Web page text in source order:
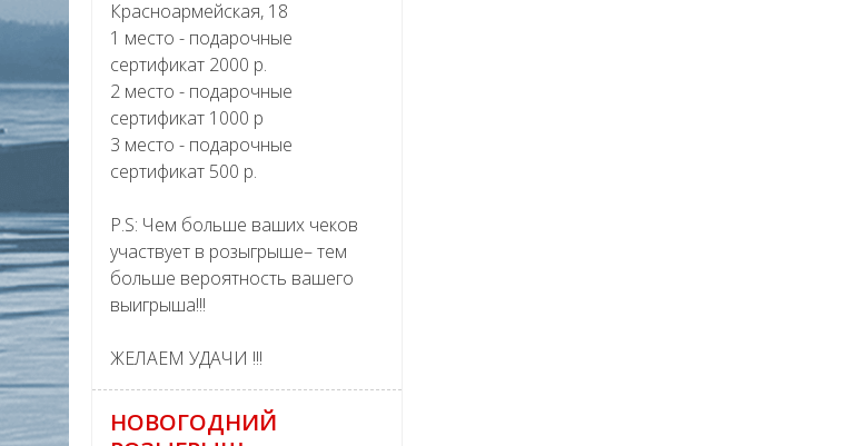
Красноармейская, 18
1 место - подарочные
сертификат 2000 р.
2 место - подарочные
сертификат 1000 р
3 место - подарочные
сертификат 500 р.
P.S: Чем больше ваших чеков
участвует в розыгрыше– тем
больше вероятность вашего
выигрыша!!!
ЖЕЛАЕМ УДАЧИ !!!
НОВОГОДНИЙ